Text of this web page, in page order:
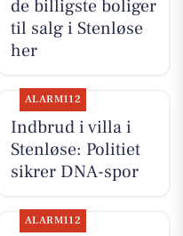
de billigste boliger
til salg i Stenløse
her
ALARM112
Indbrud i villa i
Stenløse: Politiet
sikrer DNA-spor
ALARM112